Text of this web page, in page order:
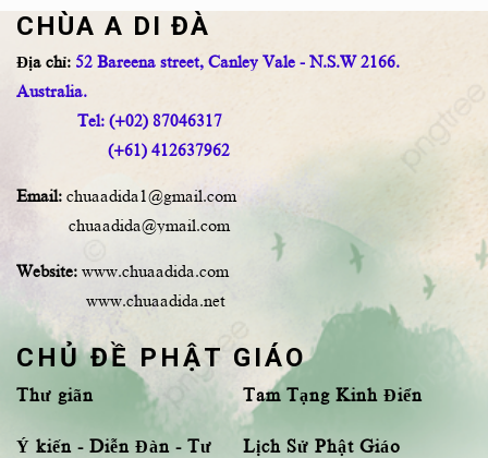
CHÙA A DI ĐÀ
Địa chỉ: 52 Bareena street, Canley Vale - N.S.W 2166.
Australia.
Tel: (+02) 87046317
(+61) 412637962
Email: chuaadida1@gmail.com
chuaadida@ymail.com
Website: www.chuaadida.com
www.chuaadida.net
CHỦ ĐỀ PHẬT GIÁO
Thư giãn
Ý kiến - Diễn Đàn - Tư
Tam Tạng Kinh Điển
Lịch Sử Phật Giáo